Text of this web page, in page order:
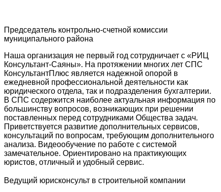
Председатель контрольно-счетной комиссии
муниципального района
Наша организация не первый год сотрудничает с «РИЦ
Консультант-Саяны». На протяжении многих лет СПС
КонсультантПлюс является надежной опорой в
ежедневной профессиональной деятельности как
юридического отдела, так и подразделения бухгалтерии.
В СПС содержится наиболее актуальная информация по
большинству вопросов, возникающих при решении
поставленных перед сотрудниками Общества задач.
Приветствуется развитие дополнительных сервисов,
консультаций по вопросам, требующим дополнительного
анализа. Видеообучение по работе с системой
замечательное. Ориентировано на практикующих
юристов, отличный и удобный сервис.
Ведущий юрисконсульт в строительной компании